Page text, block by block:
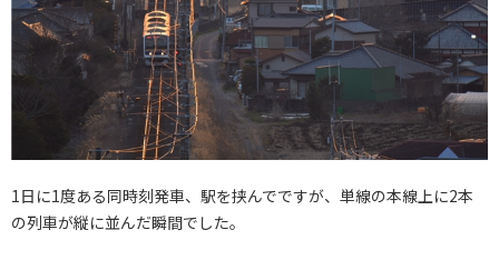
1日に1度ある同時刻発車、駅を挟んでですが、単線の本線上に2本
の列車が縦に並んだ瞬間でした。